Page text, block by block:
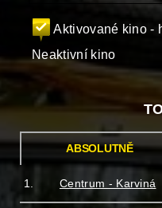
Aktivované kino
Neaktivní kino
ABSOLUTNĚ
1. Centrum - Karviná